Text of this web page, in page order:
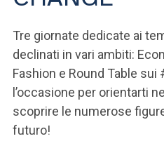
SEI UN DOCENTE O UN MEMBRO DELLO
ACCEDI A CLOUDMAIL
Tre giornate dedicate ai
declinati in vari ambiti:
Fashion e Round Table sui
l’occasione per orientarti
scoprire le numerose
futuro!